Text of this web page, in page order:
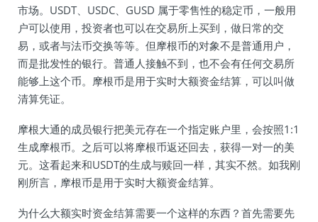
市场。USDT、USDC、GUSD 属于零售性的稳定币，一般用
户可以使用，投资者也可以在交易所上买到，做日常的交
易，或者与法币交换等等。但摩根币的对象不是普通用户，
而是批发性的银行。普通人接触不到，也不会有任何交易所
能够上这个币。摩根币是用于实时大额资金结算，可以叫做
清算凭证。
摩根大通的成员银行把美元存在一个指定账户里，会按照1:1
生成摩根币。之后可以将摩根币返还回去，获得一对一的美
元。这看起来和USDT的生成与赎回一样，其实不然。如我刚
刚所言，摩根币是用于实时大额资金结算。
为什么大额实时资金结算需要一个这样的东西？首先需要先